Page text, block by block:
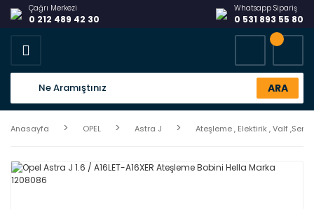
Çağrı Merkezi
0 212 489 42 30
Whatsapp Sipariş
0 531 893 55 80
ARA
Anasayfa OPEL Astra J Ateşleme , Elektirik , Valf